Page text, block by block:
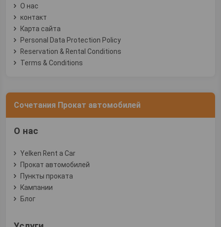
О нас
контакт
Карта сайта
Personal Data Protection Policy
Reservation & Rental Conditions
Terms & Conditions
Сочетания Прокат автомобилей
О нас
Yelken Rent a Car
Прокат автомобилей
Пункты проката
Кампании
Блог